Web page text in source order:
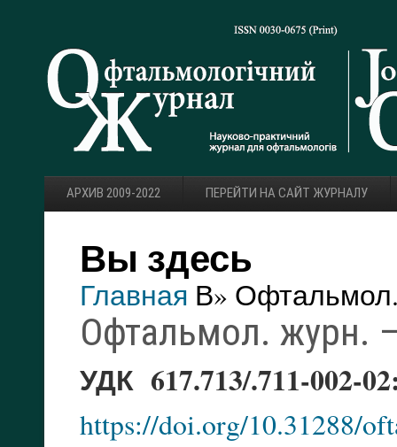
АРХИВ 2009-2022 ПЕРЕЙТИ НА САЙТ ЖУРНАЛУ
Вы здесь
Главная В»
Офтальмол. журн.
УДК 617.713/.711-002-
https://doi.org/10.31288/